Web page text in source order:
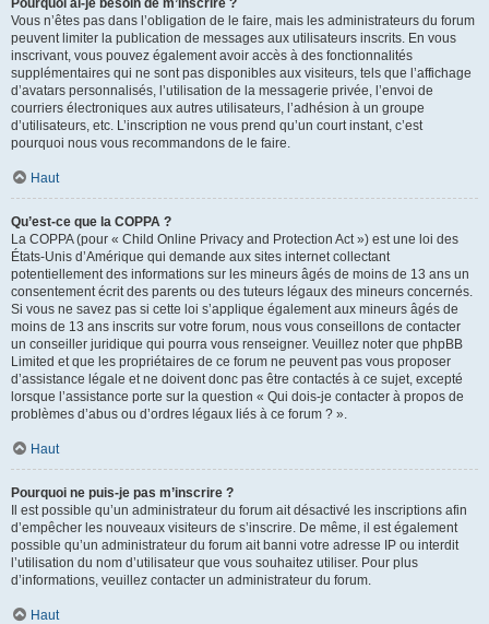
Pourquoi ai-je besoin de m’inscrire ?
Vous n’êtes pas dans l’obligation de le faire, mais les administrateurs du forum
peuvent limiter la publication de messages aux utilisateurs inscrits. En vous
inscrivant, vous pouvez également avoir accès à des fonctionnalités
supplémentaires qui ne sont pas disponibles aux visiteurs, tels que l’affichage
d’avatars personnalisés, l’utilisation de la messagerie privée, l’envoi de
courriers électroniques aux autres utilisateurs, l’adhésion à un groupe
d’utilisateurs, etc. L’inscription ne vous prend qu’un court instant, c’est
pourquoi nous vous recommandons de le faire.
Haut
Qu’est-ce que la COPPA ?
La COPPA (pour « Child Online Privacy and Protection Act ») est une loi des
États-Unis d’Amérique qui demande aux sites internet collectant
potentiellement des informations sur les mineurs âgés de moins de 13 ans un
consentement écrit des parents ou des tuteurs légaux des mineurs concernés.
Si vous ne savez pas si cette loi s’applique également aux mineurs âgés de
moins de 13 ans inscrits sur votre forum, nous vous conseillons de contacter
un conseiller juridique qui pourra vous renseigner. Veuillez noter que phpBB
Limited et que les propriétaires de ce forum ne peuvent pas vous proposer
d’assistance légale et ne doivent donc pas être contactés à ce sujet, excepté
lorsque l’assistance porte sur la question « Qui dois-je contacter à propos de
problèmes d’abus ou d’ordres légaux liés à ce forum ? ».
Haut
Pourquoi ne puis-je pas m’inscrire ?
Il est possible qu’un administrateur du forum ait désactivé les inscriptions afin
d’empêcher les nouveaux visiteurs de s’inscrire. De même, il est également
possible qu’un administrateur du forum ait banni votre adresse IP ou interdit
l’utilisation du nom d’utilisateur que vous souhaitez utiliser. Pour plus
d’informations, veuillez contacter un administrateur du forum.
Haut